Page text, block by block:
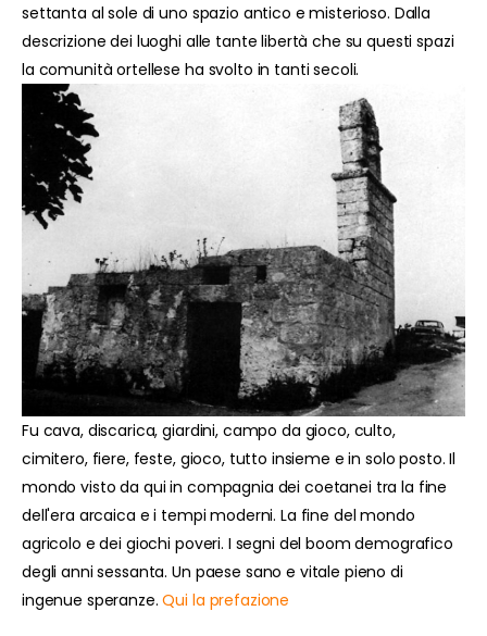
settanta al sole di uno spazio antico e misterioso. Dalla
descrizione dei luoghi alle tante libertà che su questi spazi
la comunità ortellese ha svolto in tanti secoli.
Fu cava, discarica, giardini, campo da gioco, culto,
cimitero, fiere, feste, gioco, tutto insieme e in solo posto. Il
mondo visto da qui in compagnia dei coetanei tra la fine
dell'era arcaica e i tempi moderni. La fine del mondo
agricolo e dei giochi poveri. I segni del boom demografico
degli anni sessanta. Un paese sano e vitale pieno di
ingenue speranze.Qui la prefazione